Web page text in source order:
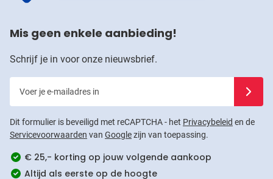
Mis geen enkele aanbieding!
Schrijf je in voor onze nieuwsbrief.
Dit formulier is beveiligd met reCAPTCHA - het Privacybeleid en de
Servicevoorwaarden van Googlezijn van toepassing.
€ 25,- korting op jouw volgende aankoop
Altijd als eerste op de hoogte